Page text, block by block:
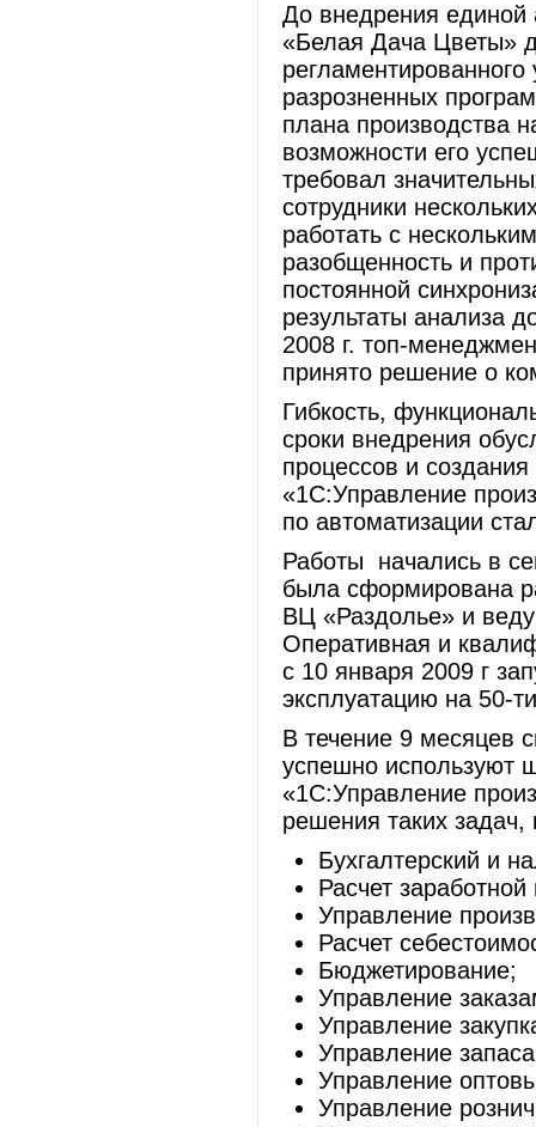
До внедрения
«Белая Дача Цветы»
регламентированного
разрозненных
плана производства
возможности его
требовал
сотрудники
работать с
разобщенность и
постоянной
результаты анализа
2008 г. топ-
принято решение о
Гибкость,
сроки внедрения
процессов и
«1С:Управление
по автоматизации
Работы начались в
была сформирована
ВЦ «Раздолье» и
Оперативная и
с 10 января 2009 г
эксплуатацию на 50-
В течение 9 месяцев
успешно используют
«1С:Управление
решения таких задач,
Бухгалтерский и
Расчет
Управление
Расчет
Бюджетирование;
Управление
Управление
Управление
Управление
Управление